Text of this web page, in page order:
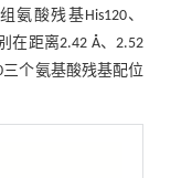
氨酸残基His120、
在距离2.42 Å、2.52
三个氨基酸残基配位